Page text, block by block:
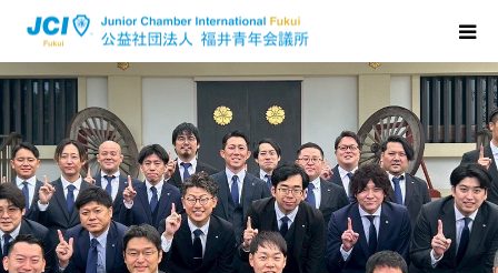
福井JCについて
活動について